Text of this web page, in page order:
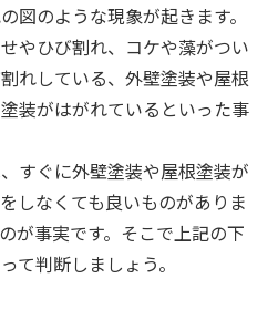
図のような現象が起きます。
やひび割れ、コケや藻がつい
れしている、外壁塗装や屋根
装がはがれているといった事
すぐに外壁塗装や屋根塗装が
しなくても良いものがありま
が事実です。そこで上記の下
て判断しましょう。